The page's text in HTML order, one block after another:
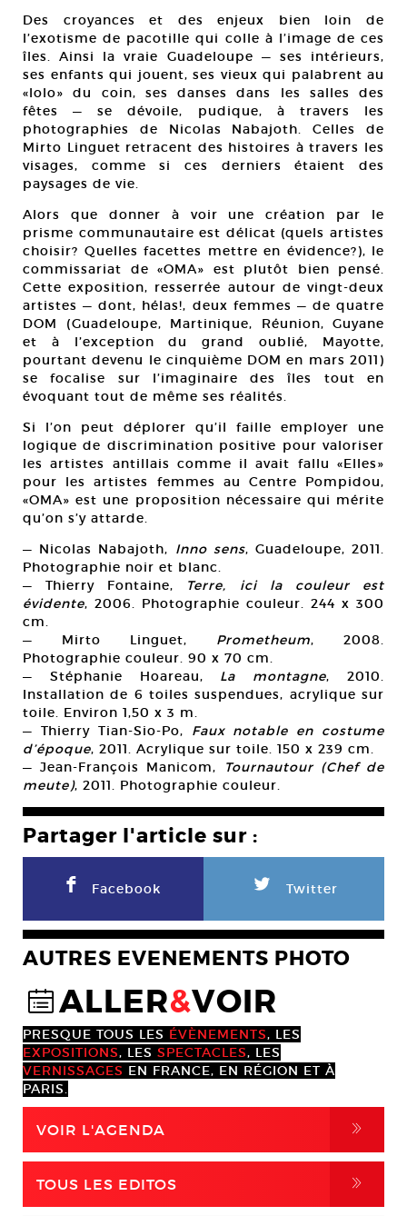
Des croyances et des enjeux bien loin de
l’exotisme de pacotille qui colle à l’image de ces
îles. Ainsi la vraie Guadeloupe — ses intérieurs,
ses enfants qui jouent, ses vieux qui palabrent au
«lolo» du coin, ses danses dans les salles des
fêtes — se dévoile, pudique, à travers les
photographies de Nicolas Nabajoth. Celles de
Mirto Linguet retracent des histoires à travers les
visages, comme si ces derniers étaient des
paysages de vie.
Alors que donner à voir une création par le
prisme communautaire est délicat (quels artistes
choisir? Quelles facettes mettre en évidence?), le
commissariat de «OMA» est plutôt bien pensé.
Cette exposition, resserrée autour de vingt-deux
artistes — dont, hélas!, deux femmes — de quatre
DOM (Guadeloupe, Martinique, Réunion, Guyane
et à l’exception du grand oublié, Mayotte,
pourtant devenu le cinquième DOM en mars 2011)
se focalise sur l’imaginaire des îles tout en
évoquant tout de même ses réalités.
Si l’on peut déplorer qu’il faille employer une
logique de discrimination positive pour valoriser
les artistes antillais comme il avait fallu «Elles»
pour les artistes femmes au Centre Pompidou,
«OMA» est une proposition nécessaire qui mérite
qu’on s’y attarde.
— Nicolas Nabajoth, Inno sens, Guadeloupe, 2011.
Photographie noir et blanc.
— Thierry Fontaine, Terre, ici la couleur est
évidente, 2006. Photographie couleur. 244 x 300
cm.
— Mirto Linguet, Prometheum, 2008.
Photographie couleur. 90 x 70 cm.
— Stéphanie Hoareau, La montagne, 2010.
Installation de 6 toiles suspendues, acrylique sur
toile. Environ 1,50 x 3 m.
— Thierry Tian-Sio-Po, Faux notable en costume
d’époque, 2011. Acrylique sur toile. 150 x 239 cm.
— Jean-François Manicom,
Tournautour (Chef de
meute), 2011. Photographie couleur.
Partager l'article sur :
F Facebook L Twitter
AUTRES EVENEMENTS PHOTO
@ALLER&VOIR
PRESQUE TOUS LES ÉVÈNEMENTS, LES
EXPOSITIONS, LES SPECTACLES, LES
VERNISSAGES EN FRANCE, EN RÉGION ET À
PARIS.
VOIR L'AGENDA ,
TOUS LES EDITOS ,